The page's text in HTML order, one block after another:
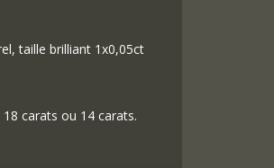
taille brilliant 1x0,05ct
carats ou 14 carats.